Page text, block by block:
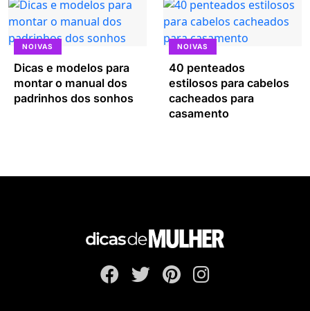
NOIVAS
Dicas e modelos para
montar o manual dos
padrinhos dos sonhos
NOIVAS
40 penteados
estilosos para cabelos
cacheados para
casamento